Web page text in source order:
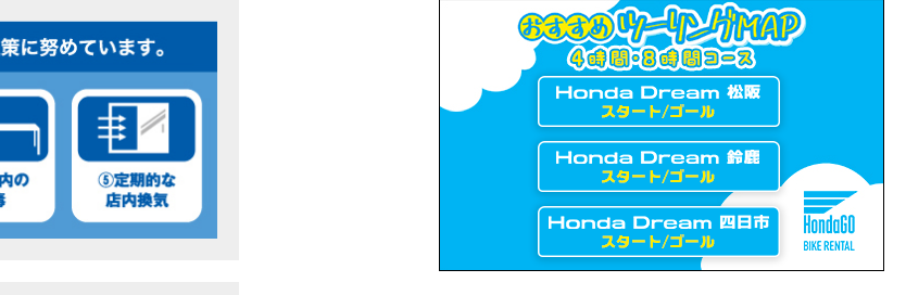
【タイヤ交換】鈍感な私が初めて性能を実感した【三重県】【Honda DREAM】
耐久ロードレースTSRを一緒に応援しましょう！
クスルシャフトお客様のバイクで体感試走
のバイク、なんだと思いますか？【ホンダ バイク】【Honda DREAM】【三重県】
鈴鹿８時間耐久ロードレース 第47回大会「TSR応援席プレミアムチケット販売開始！」
】バイクを長持ちさせる洗車を教えてもらった【プロの裏ワザ】
】CRF1100L Africa Twinは女性ライダーでも快適か？四国ツーリング【X-ADVオーナー目線】
DCTが搭載しているバイクに試乗したんだけどなめてました・・【Rebel 1100 S Edition Dual Clutch Transmission】